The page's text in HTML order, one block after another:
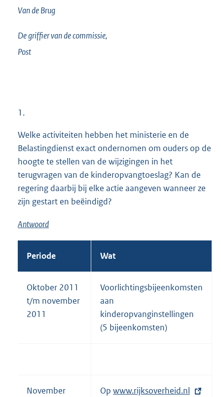
Van de Brug
De griffier van de commissie,
Post
1.
Welke activiteiten hebben het ministerie en de
Belastingdienst exact ondernomen om ouders op de
hoogte te stellen van de wijzigingen in het
terugvragen van de kinderopvangtoeslag? Kan de
regering daarbij bij elke actie aangeven wanneer ze
zijn gestart en beëindigd?
Antwoord
Periode Wat
Oktober 2011
t/m november
2011
Voorlichtingsbijeenkomsten
aan
kinderopvanginstellingen
(5 bijeenkomsten)
November
Op E
www.rijksoverheid.nl